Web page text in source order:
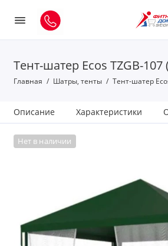
Тент-шатер Ecos TZGB-
Главная Шатры, тенты Тент-шатер
Описание Характеристики
Нет в наличии